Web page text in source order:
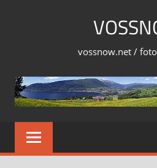
vossnow.net /